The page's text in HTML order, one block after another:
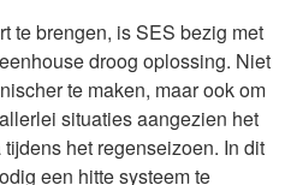
te brengen, is SES bezig met
droog oplossing. Niet
te maken, maar ook om
situaties aangezien het
het regenseizoen. In dit
een hitte systeem te